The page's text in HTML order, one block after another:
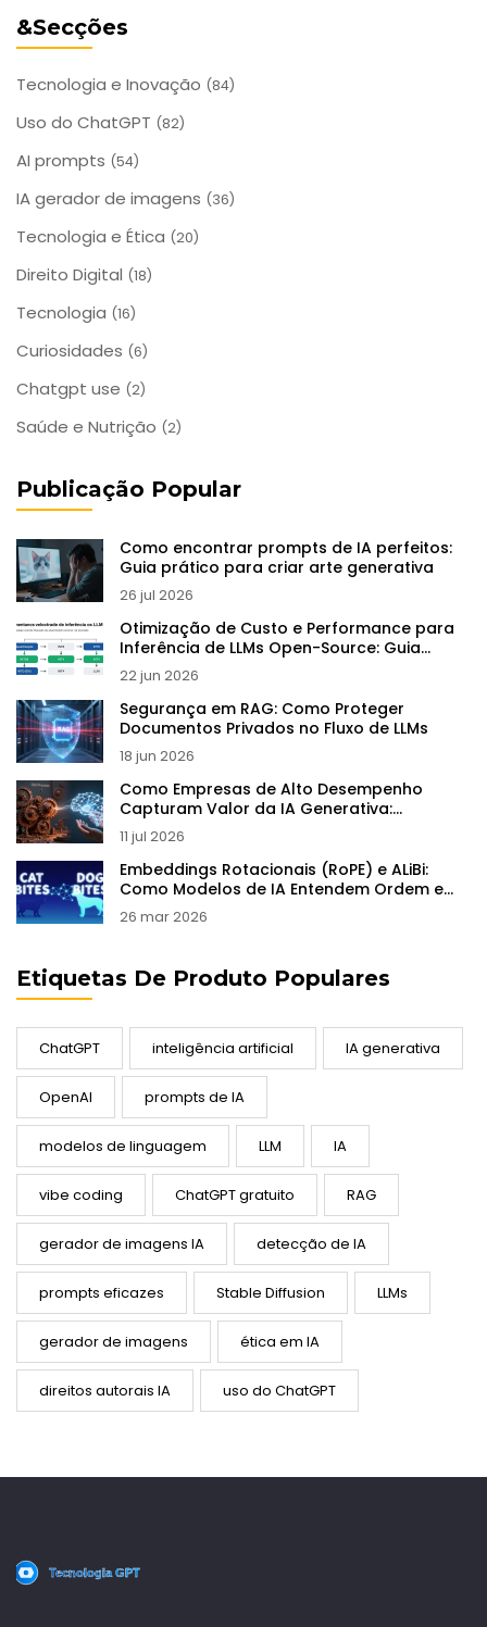
&Secções
Tecnologia e Inovação (84)
Uso do ChatGPT (82)
AI prompts (54)
IA gerador de imagens (36)
Tecnologia e Ética (20)
Direito Digital (18)
Tecnologia (16)
Curiosidades (6)
Chatgpt use (2)
Saúde e Nutrição (2)
Publicação Popular
Como encontrar prompts de IA perfeitos:
Guia prático para criar arte generativa
26 jul 2026
Otimização de Custo e Performance para
Inferência de LLMs Open-Source: Guia
Prático
22 jun 2026
Segurança em RAG: Como Proteger
Documentos Privados no Fluxo de LLMs
18 jun 2026
Como Empresas de Alto Desempenho
Capturam Valor da IA Generativa:
Redesenho de Fluxos e Escala
11 jul 2026
Embeddings Rotacionais (RoPE) e ALiBi:
Como Modelos de IA Entendem Ordem e
Contexto
26 mar 2026
Etiquetas De Produto Populares
ChatGPT inteligência artificial IA generativa
OpenAI prompts de IA
modelos de linguagem LLM IA
vibe coding ChatGPT gratuito RAG
gerador de imagens IA detecção de IA
prompts eficazes Stable Diffusion LLMs
gerador de imagens ética em IA
direitos autorais IA uso do ChatGPT